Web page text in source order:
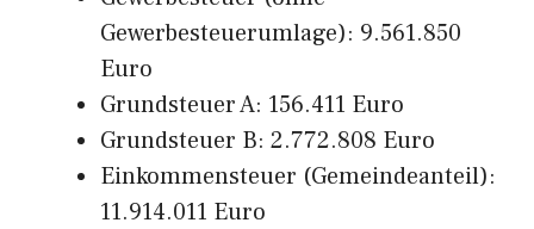
Gewerbesteuerumlage): 9.561.850
Euro
Grundsteuer A: 156.411 Euro
Grundsteuer B: 2.772.808 Euro
Einkommensteuer (Gemeindeanteil):
11.914.011 Euro